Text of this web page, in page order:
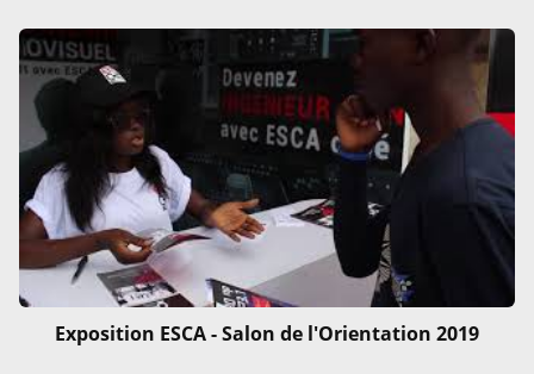
Exposition ESCA - Salon de l'Orientation 2019